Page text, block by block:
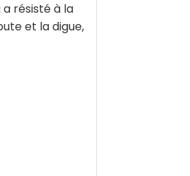
résisté à la
et la digue,